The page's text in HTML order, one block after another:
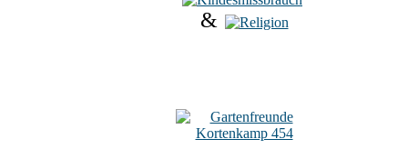
&